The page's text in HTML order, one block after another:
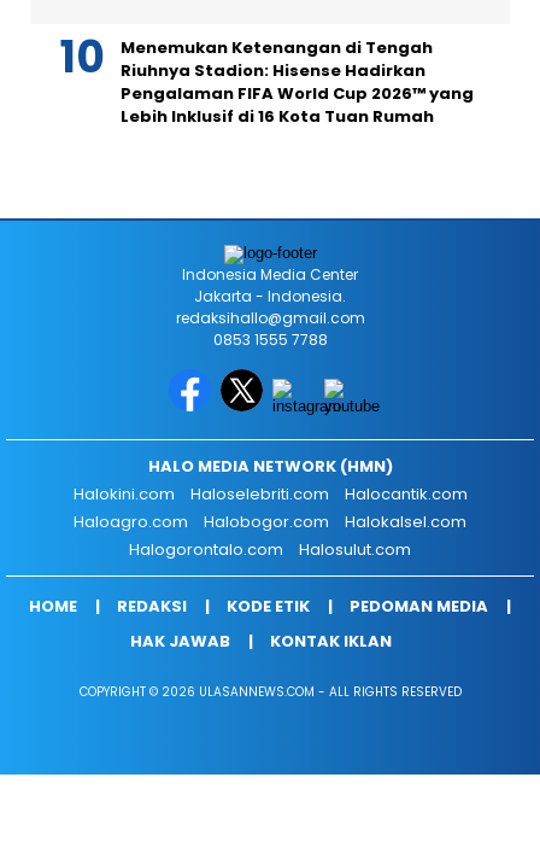
Menemukan Ketenangan di Tengah
Riuhnya Stadion: Hisense Hadirkan
Pengalaman FIFA World Cup 2026™ yang
Lebih Inklusif di 16 Kota Tuan Rumah
Indonesia Media Center
Jakarta - Indonesia.
redaksihallo@gmail.com
0853 1555 7788
HALO MEDIA NETWORK (HMN)
Halokini.com
Haloselebriti.com
Halocantik.com
Haloagro.com
Halobogor.com
Halokalsel.com
Halogorontalo.com
Halosulut.com
HOME REDAKSI KODE ETIK
PEDOMAN MEDIA
HAK JAWAB
KONTAK IKLAN
COPYRIGHT © 2026 ULASANNEWS.COM - ALL RIGHTS RESERVED